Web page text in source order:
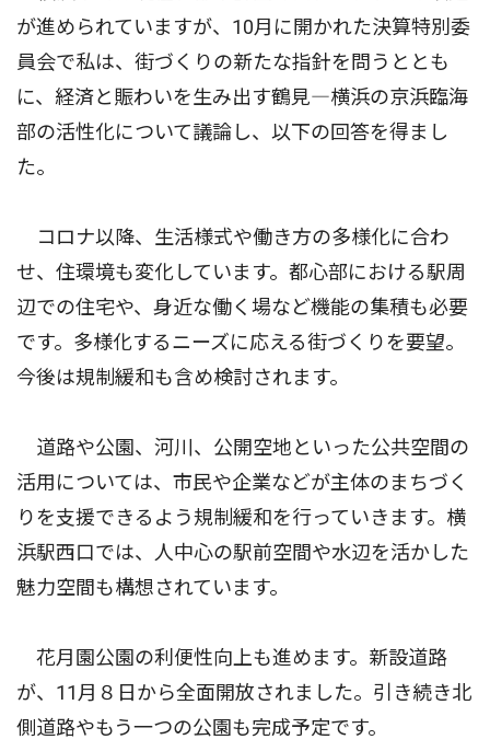
が進められていますが、10月に開かれた決算特別委
員会で私は、街づくりの新たな指針を問うととも
に、経済と賑わいを生み出す鶴見―横浜の京浜臨海
部の活性化について議論し、以下の回答を得まし
た。
コロナ以降、生活様式や働き方の多様化に合わ
せ、住環境も変化しています。都心部における駅周
辺での住宅や、身近な働く場など機能の集積も必要
です。多様化するニーズに応える街づくりを要望。
今後は規制緩和も含め検討されます。
道路や公園、河川、公開空地といった公共空間の
活用については、市民や企業などが主体のまちづく
りを支援できるよう規制緩和を行っていきます。横
浜駅西口では、人中心の駅前空間や水辺を活かした
魅力空間も構想されています。
花月園公園の利便性向上も進めます。新設道路
が、11月８日から全面開放されました。引き続き北
側道路やもう一つの公園も完成予定です。